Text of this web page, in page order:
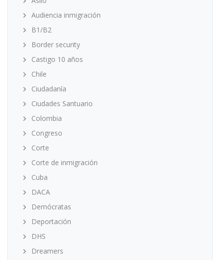
Audiencia inmigración
B1/B2
Border security
Castigo 10 años
Chile
Ciudadanía
Ciudades Santuario
Colombia
Congreso
Corte
Corte de inmigración
Cuba
DACA
Demócratas
Deportación
DHS
Dreamers